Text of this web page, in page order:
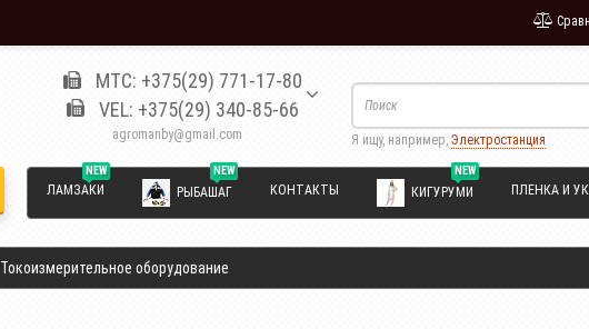
МТС: +375(29) 771-17-80
VEL: +375(29) 340-85-66
agromanby@gmail.com Я ищу, например, Электростанция
NEW
ЛАМЗАКИ
NEW
РЫБАШАГ КОНТАКТЫ
NEW
КИГУРУМИ ПЛЕНКА И
Токоизмерительное оборудование